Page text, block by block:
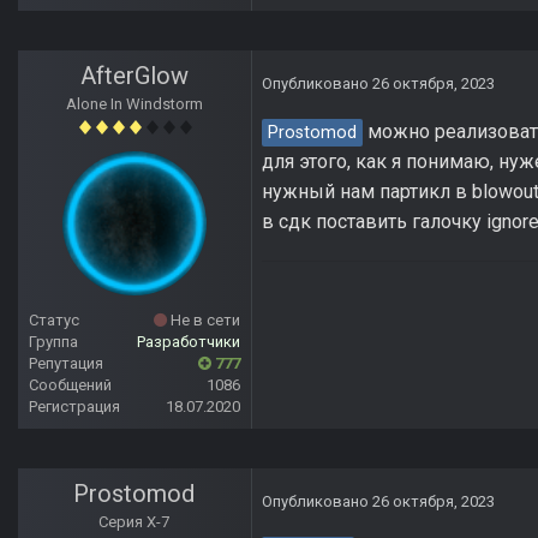
AfterGlow
Alone In Windstorm
Статус
Не в сети
Группа
Разработчики
Репутация
777
Сообщений
1086
Регистрация
18.07.2020
Опубликовано 26 октября, 2023
Prostomod
можно
для этого, как я понимаю,
нужный нам партикл в
в сдк поставить галочку
Prostomod
Серия Х-7
Опубликовано 26 октября, 2023